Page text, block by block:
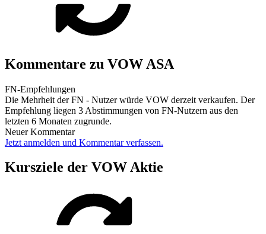
Kommentare zu VOW ASA
FN-Empfehlungen
Die Mehrheit der FN - Nutzer würde VOW derzeit verkaufen. Der
Empfehlung liegen 3 Abstimmungen von FN-Nutzern aus den
letzten 6 Monaten zugrunde.
Neuer Kommentar
Jetzt anmelden und Kommentar verfassen.
Kursziele der VOW Aktie